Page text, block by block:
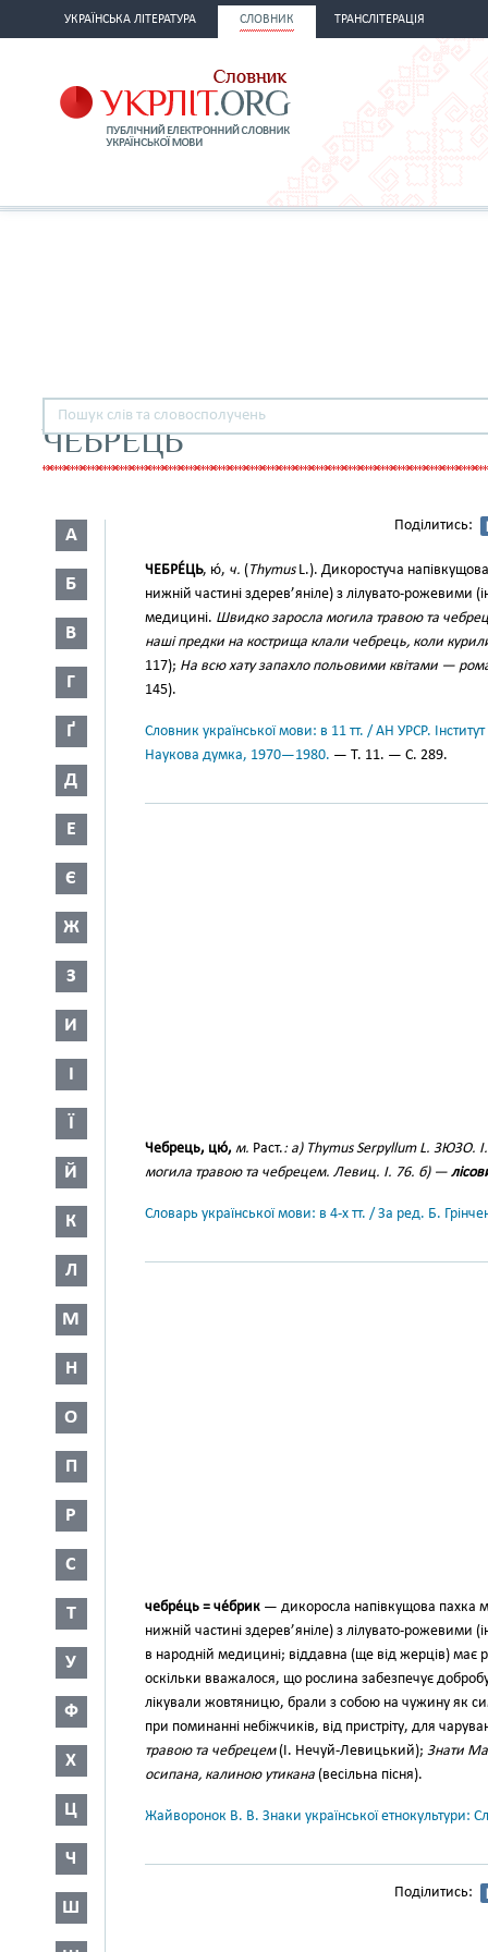
УКРАЇНСЬКА ЛІТЕРАТУРА СЛОВНИК ТРАНСЛІТЕРАЦІЯ
ЧЕБРЕЦЬ
А
Б
В
Г
Ґ
Д
Е
Є
Ж
З
И
І
Ї
Й
К
Л
М
Н
О
П
Р
С
Т
У
Ф
Х
Ц
Ч
Ш
Поділитись:
ЧЕБРЕ́ЦЬ, ю́, ч. ( ThymusL.). Дикоростуча
нижній частині здерев’яніле) з лілувато-рожевими
медицині. Швидко заросла могила травою та
наші предки на кострища клали чебрець, коли
117); На всю хату запахло польовими квітами —
145).
Словник української мови: в 11 тт. / АН УРСР.
Наукова думка, 1970—1980. — Т. 11. — С. 289.
Чебрець, цю́, м. Раст.: a) Thymus Serpyllum L. ЗЮЗО.
могила травою та чебрецем. Левиц. І. 76. б) —
Словарь української мови: в 4-х тт. / За ред. Б.
чебре́ць = че́брик — дикоросла напівкущова пахка
нижній частині здерев’яніле) з лілувато-рожевими
в народній медицині; віддавна (ще від жерців) має
оскільки вважалося, що рослина забезпечує
лікували жовтяницю, брали з собою на чужину як
при поминанні небіжчиків, від пристріту, для
травою та чебрецем(І. Нечуй-Левицький); Знати
осипана, калиною утикана (весільна пісня).
Жайворонок В. В. Знаки української етнокультури:
Поділитись: